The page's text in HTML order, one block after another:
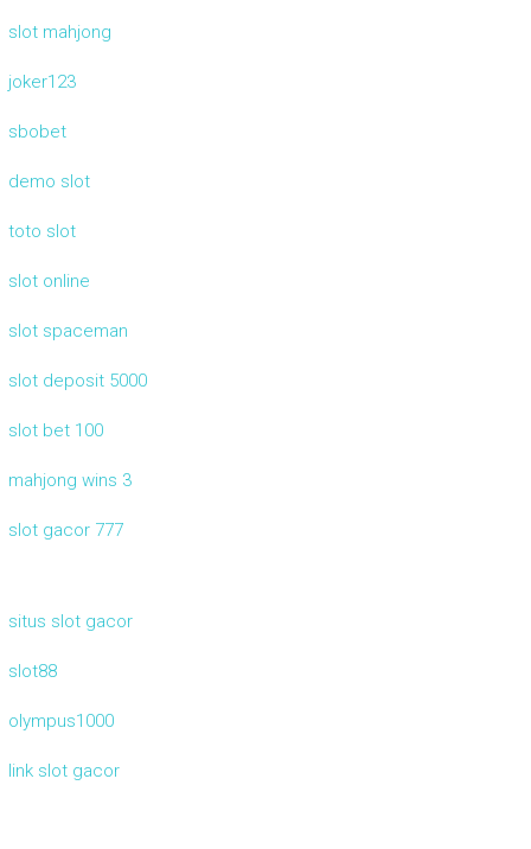
slot mahjong
joker123
sbobet
demo slot
toto slot
slot online
slot spaceman
slot deposit 5000
slot bet 100
mahjong wins 3
slot gacor 777
situs slot gacor
slot88
olympus1000
link slot gacor